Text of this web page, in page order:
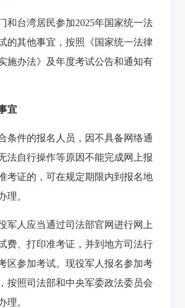
和台湾居民参加2025年国家统一法
的其他事宜，按照《国家统一法律
施办法》及年度考试公告和通知有
宜
条件的报名人员，因不具备网络通
法自行操作等原因不能完成网上报
考证的，可在规定期限内到报名地
理。
军人应当通过司法部官网进行网上
费、打印准考证，并到地方司法行
区参加考试。现役军人报名参加考
按照司法部和中央军委政法委员会
理。